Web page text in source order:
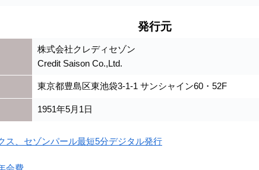
発行元
株式会社クレディセゾン
Credit Saison Co.,Ltd.
東京都豊島区東池袋3-1-1 サンシャイン60・52F
1951年5月1日
ス、セゾンパール最短5分デジタル発行